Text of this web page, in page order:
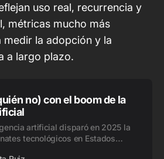
uso real, recurrencia y
métricas mucho más
medir la adopción y la
a largo plazo.
no) con el boom de la
artificial disparó en 2025 la
tecnológicos en Estados